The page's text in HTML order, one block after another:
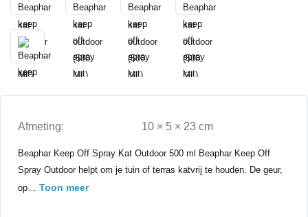
Afmeting: 10 × 5 × 23 cm
Beaphar Keep Off Spray Kat Outdoor 500 ml Beaphar Keep Off
Spray Outdoor helpt om je tuin of terras katvrij te houden. De geur,
op… Toon meer